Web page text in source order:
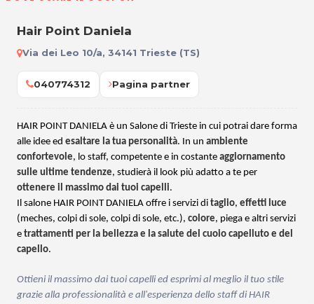
Hair Point Daniela
Via dei Leo 10/a, 34141 Trieste (TS)
040774312 Pagina partner
HAIR POINT DANIELA è un Salone di Trieste in cui potrai dare forma
alle idee ed esaltare la tua personalità. In un ambiente
confortevole, lo staff, competente e in costante aggiornamento
sulle ultime tendenze, studierà il look più adatto a te per
ottenere il massimo dai tuoi capelli.
Il salone HAIR POINT DANIELA offre i servizi di taglio, effetti luce
( meches, colpi di sole, colpi di sole, etc.), colore, piega e altri servizi
e trattamenti per la bellezza e la salute del cuoio capelluto e del
capello.
Ottieni il massimo dai tuoi capelli ed esprimi al meglio il tuo stile
grazie alla professionalità e all'esperienza dello staff di HAIR